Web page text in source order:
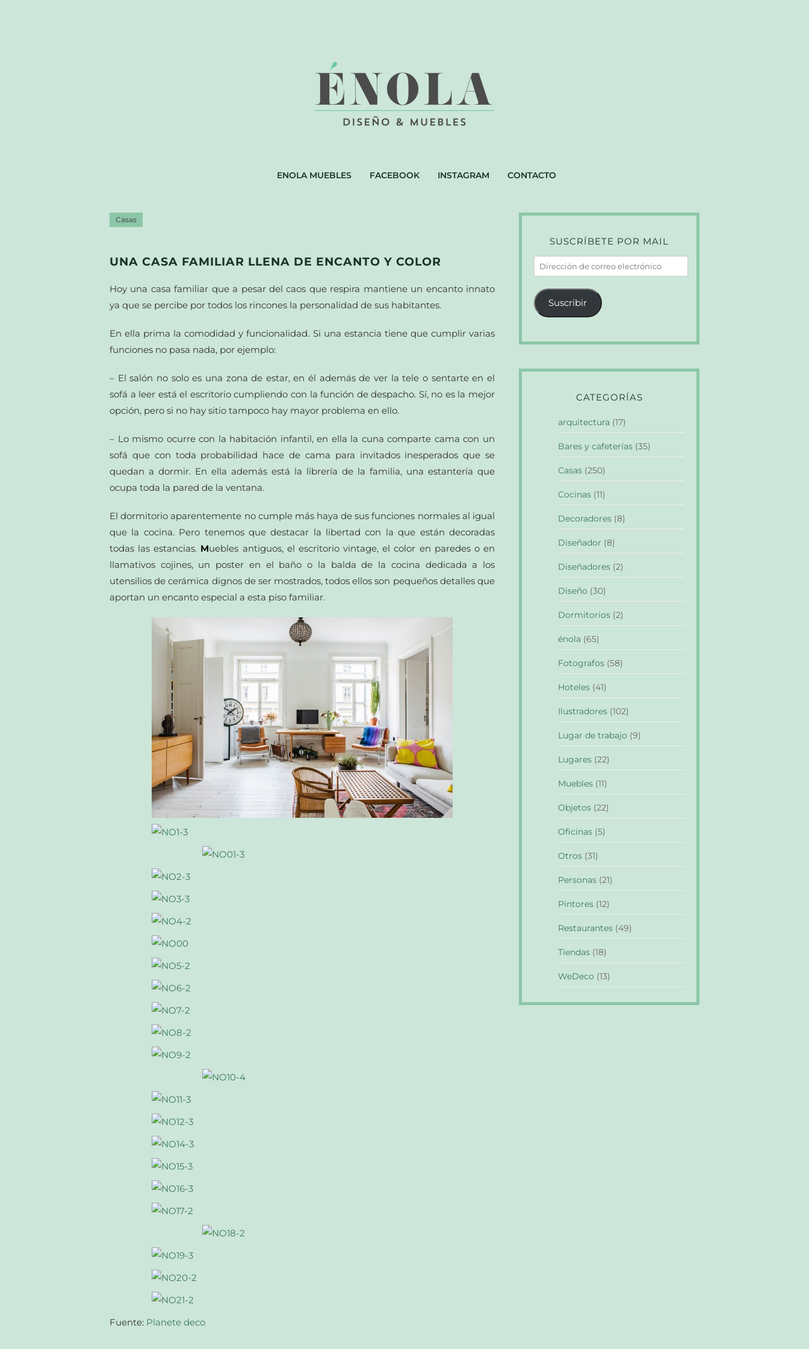
ENOLA MUEBLES FACEBOOK INSTAGRAM CONTACTO
Casas
UNA CASA FAMILIAR LLENA DE ENCANTO Y COLOR
Hoy una casa familiar que a pesar del caos que respira mantiene un encanto innato
ya que se percibe por todos los rincones la personalidad de sus habitantes.
En ella prima la comodidad y funcionalidad. Si una estancia tiene que cumplir varias
funciones no pasa nada, por ejemplo:
– El salón no solo es una zona de estar, en él además de ver la tele o sentarte en el
sofá a leer está el escritorio cumpliendo con la función de despacho. Sí, no es la mejor
opción, pero si no hay sitio tampoco hay mayor problema en ello.
– Lo mismo ocurre con la habitación infantil, en ella la cuna comparte cama con un
sofá que con toda probabilidad hace de cama para invitados inesperados que se
quedan a dormir. En ella además está la librería de la familia, una estantería que
ocupa toda la pared de la ventana.
El dormitorio aparentemente no cumple más haya de sus funciones normales al igual
que la cocina. Pero tenemos que destacar la libertad con la que están decoradas
todas las estancias. Muebles antiguos, el escritorio vintage, el color en paredes o en
llamativos cojines, un poster en el baño o la balda de la cocina dedicada a los
utensilios de cerámica dignos de ser mostrados, todos ellos son pequeños detalles que
aportan un encanto especial a esta piso familiar.
Fuente: Planete deco
SUSCRÍBETE POR MAIL
Dirección
de
correo
electrónico
Suscribir
CATEGORÍAS
arquitectura (17)
Bares y cafeterías (35)
Casas (250)
Cocinas (11)
Decoradores (8)
Diseñador (8)
Diseñadores (2)
Diseño (30)
Dormitorios (2)
énola (65)
Fotografos (58)
Hoteles (41)
Ilustradores (102)
Lugar de trabajo (9)
Lugares (22)
Muebles (11)
Objetos (22)
Oficinas (5)
Otros (31)
Personas (21)
Pintores (12)
Restaurantes (49)
Tiendas (18)
WeDeco (13)